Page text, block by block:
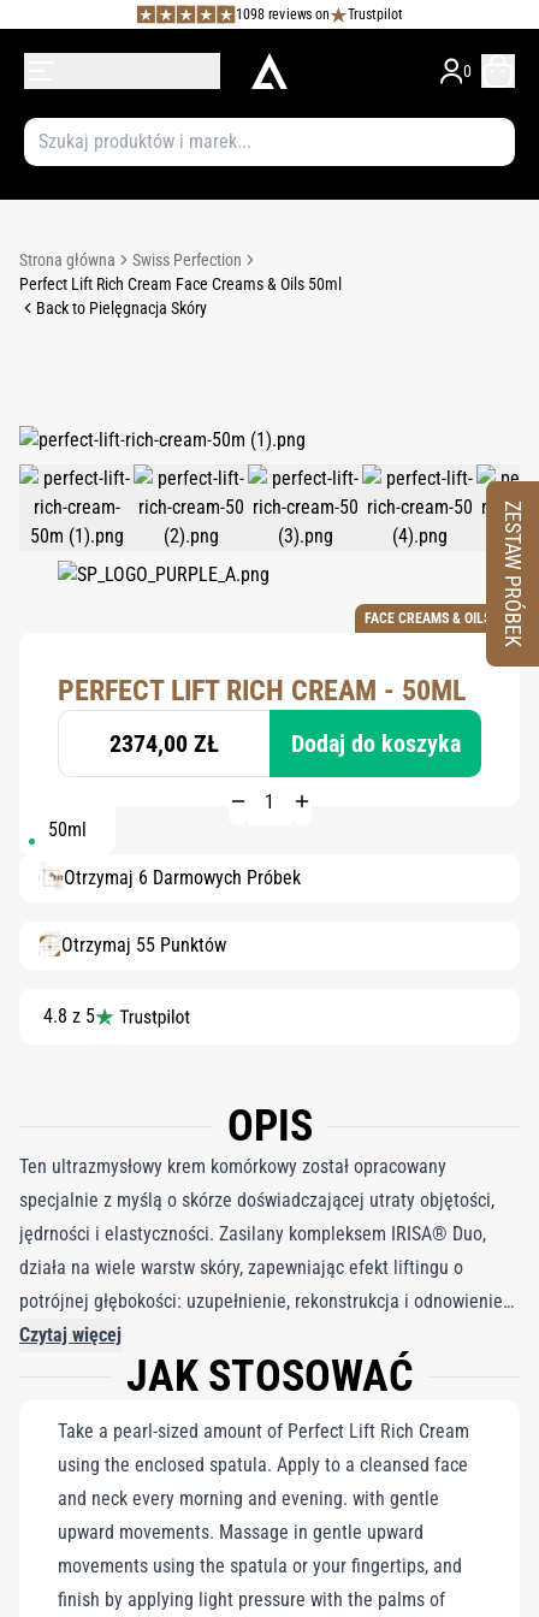
1098 reviews on Trustpilot
0
Strona główna
Swiss Perfection
Perfect Lift Rich Cream Face Creams & Oils 50ml
Back to Pielęgnacja Skóry
FACE CREAMS & OILS
PERFECT LIFT RICH CREAM - 50ML
2374,00 ZŁ Dodaj do koszyka
50ml
Otrzymaj 6 Darmowych Próbek
Otrzymaj 55 Punktów
4.8 z 5
OPIS
Ten ultrazmysłowy krem ​​komórkowy został opracowany
specjalnie z myślą o skórze doświadczającej utraty objętości,
jędrności i elastyczności. Zasilany kompleksem IRISA® Duo,
działa na wiele warstw skóry, zapewniając efekt liftingu o
potrójnej głębokości: uzupełnienie, rekonstrukcja i odnowienie
powierzchni, działając na trzy filary młodzieńczej skóry. Jego
wysokowydajna formuła wzmacnia barierę ochronną skóry,
kontur twarzy, zapewniając wyraźnie uniesiony, wyrzeźbiony
wygląd. Wzbogacony retinoidem nowej generacji i
zaawansowanym kompleksem antygrawitacyjnym, wygładza
zmarszczki, poprawia strukturę skóry i przywraca blask – bez
podrażnień. Ten kompleksowy zabieg w widoczny sposób
odwraca oznaki starzenia, nadając skórze nowy kształt,
Czytaj więcej
JAK STOSOWAĆ
Take a pearl-sized amount of Perfect Lift Rich Cream
using the enclosed spatula. Apply to a cleansed face
and neck every morning and evening. with gentle
upward movements. Massage in gentle upward
movements using the spatula or your fingertips, and
finish by applying light pressure with the palms of
ZESTAW PRÓBEK